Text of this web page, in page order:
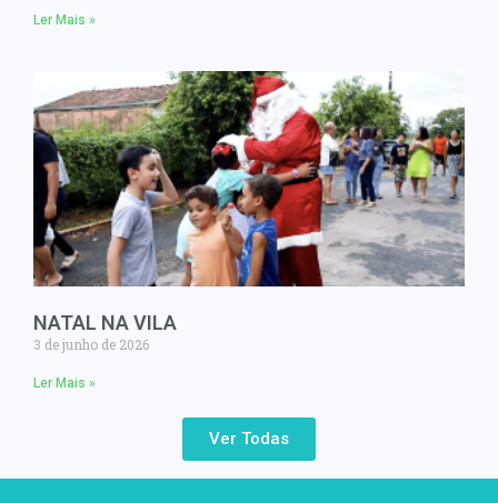
Ler Mais »
NATAL NA VILA
3 de junho de 2026
Ler Mais »
Ver Todas